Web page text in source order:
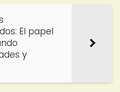
El papel
y